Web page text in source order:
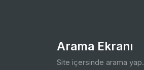
Arama Ekranı
Site içersinde arama yap.